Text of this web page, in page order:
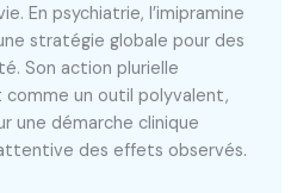
En psychiatrie, l’imipramine
stratégie globale pour des
Son action plurielle
un outil polyvalent,
une démarche clinique
des effets observés.